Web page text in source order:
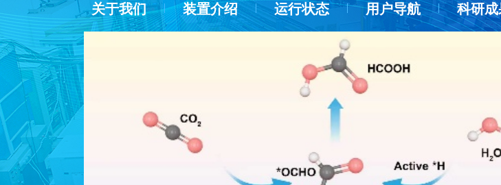
关于我们 装置介绍 运行状态 用户导航 科研成